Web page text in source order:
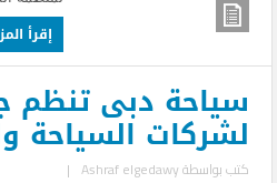
إقرأ
سياحة دبى تنظم
لشركات السياحة
كتب بواسطةAshraf elgedawy
|